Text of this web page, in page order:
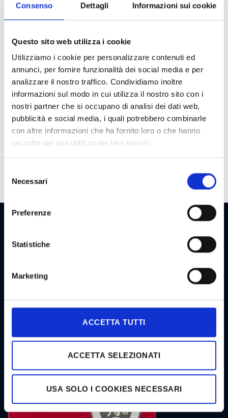
Consenso Dettagli Informazioni sui cookie
Questo sito web utilizza i cookie
Utilizziamo i cookie per personalizzare contenuti ed
annunci, per fornire funzionalità dei social media e per
analizzare il nostro traffico. Condividiamo inoltre
informazioni sul modo in cui utilizza il nostro sito con i
nostri partner che si occupano di analisi dei dati web,
pubblicità e social media, i quali potrebbero combinarle
con altre informazioni che ha fornito loro o che hanno
raccolto dal suo utilizzo dei loro servizi.
delNecessari
Preferenze
Statistiche
Marketing
ACCETTA TUTTI
ACCETTA SELEZIONATI
USA SOLO I COOKIES NECESSARI
Linee 10-20
Costo
Partita
1 €
Vincita
Massima
Ciclo 40000
Payout 70
Bonus
Wild ad espansione, Freespin con
trasformazione dei simboli in wild,
NEWSLETTER
NEWSLETTER GOODSTAR
CERTIFICAZIONI